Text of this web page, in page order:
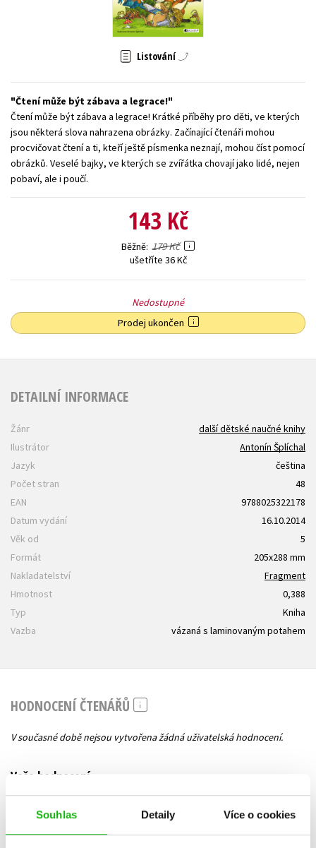
Souhlas Detaily Více o cookies
Zahraniční literatura
Všechny tituly
Listování
Čtení může být zábava a legrace!
Čtení může být zábava a legrace! Krátké příběhy pro děti, ve kterých
jsou některá slova nahrazena obrázky. Začínající čtenáři mohou
procvičovat čtení a ti, kteří ještě písmenka neznají, mohou číst pomocí
obrázků. Veselé bajky, ve kterých se zvířátka chovají jako lidé, nejen
pobaví, ale i poučí.
143 Kč
Běžně 179 Kč
ušetříte 36 Kč
Nedostupné
Prodej ukončen
DETAILNÍ INFORMACE
Žánr
další dětské naučné knihy
Ilustrátor
Antonín Šplíchal
Jazyk
čeština
Počet stran
48
EAN
9788025322178
Datum vydání
16.10.2014
Věk od
5
Formát
205x288 mm
Nakladatelství
Fragment
Hmotnost
0,388
Typ
Kniha
Vazba
vázaná s laminovaným potahem
HODNOCENÍ ČTENÁŘŮ
V současné době nejsou vytvořena žádná uživatelská hodnocení.
Vaše hodnocení
Přihlásit